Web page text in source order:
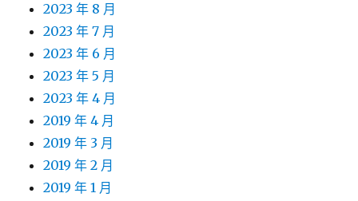
2023 年 8 月
2023 年 7 月
2023 年 6 月
2023 年 5 月
2023 年 4 月
2019 年 4 月
2019 年 3 月
2019 年 2 月
2019 年 1 月